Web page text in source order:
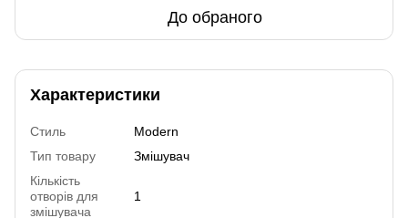
До обраного
Характеристики
Стиль
Modern
Тип товару
Змішувач
Кількість
отворів для
змішувача
1